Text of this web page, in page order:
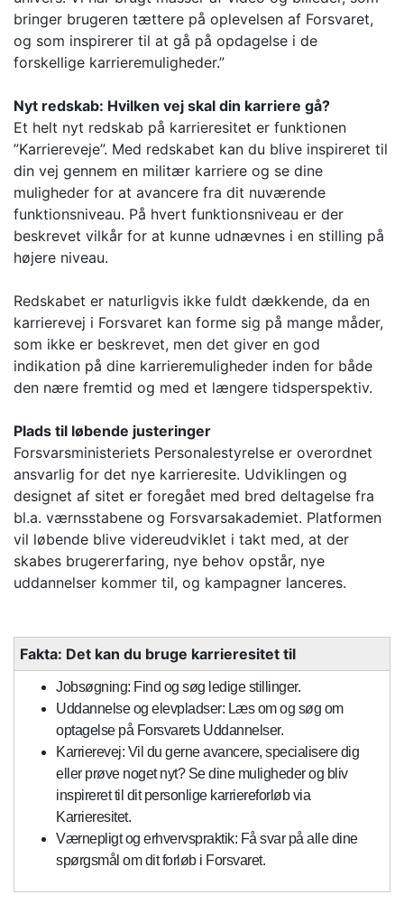
bringer brugeren tættere på oplevelsen af Forsvaret,
og som inspirerer til at gå på opdagelse i de
forskellige karrieremuligheder.”
Nyt redskab: Hvilken vej skal din karriere gå?
Et helt nyt redskab på karrieresitet er funktionen
”Karriereveje”. Med redskabet kan du blive inspireret til
din vej gennem en militær karriere og se dine
muligheder for at avancere fra dit nuværende
funktionsniveau. På hvert funktionsniveau er der
beskrevet vilkår for at kunne udnævnes i en stilling på
højere niveau.
Redskabet er naturligvis ikke fuldt dækkende, da en
karrierevej i Forsvaret kan forme sig på mange måder,
som ikke er beskrevet, men det giver en god
indikation på dine karrieremuligheder inden for både
den nære fremtid og med et længere tidsperspektiv.
Plads til løbende justeringer
Forsvarsministeriets Personalestyrelse er overordnet
ansvarlig for det nye karrieresite. Udviklingen og
designet af sitet er foregået med bred deltagelse fra
bl.a. værnsstabene og Forsvarsakademiet. Platformen
vil løbende blive videreudviklet i takt med, at der
skabes brugererfaring, nye behov opstår, nye
uddannelser kommer til, og kampagner lanceres.
Fakta: Det kan du bruge karrieresitet til
Jobsøgning: Find og søg ledige stillinger.
Uddannelse og elevpladser: Læs om og søg om
optagelse på Forsvarets Uddannelser.
Karrierevej: Vil du gerne avancere, specialisere dig
eller prøve noget nyt? Se dine muligheder og bliv
inspireret til dit personlige karriereforløb via
Karrieresitet.
Værnepligt og erhvervspraktik: Få svar på alle dine
spørgsmål om dit forløb i Forsvaret.